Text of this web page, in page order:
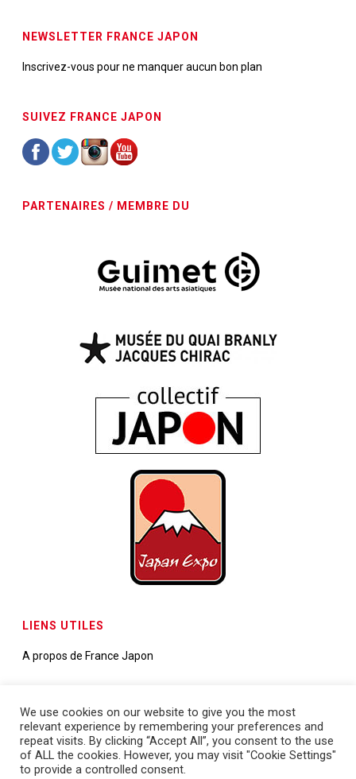
NEWSLETTER FRANCE JAPON
Inscrivez-vous pour ne manquer aucun bon plan
SUIVEZ FRANCE JAPON
PARTENAIRES / MEMBRE DU
LIENS UTILES
A propos de France Japon
Demande de partenariats
We use cookies on our website to give you the most
relevant experience by remembering your preferences and
repeat visits. By clicking “Accept All”, you consent to the use
of ALL the cookies. However, you may visit "Cookie Settings"
to provide a controlled consent.